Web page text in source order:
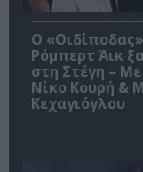
O
Ρόμπερτ Άικ
στη Στέγη –
Νίκο Κουρή &
Κεχαγιόγλου